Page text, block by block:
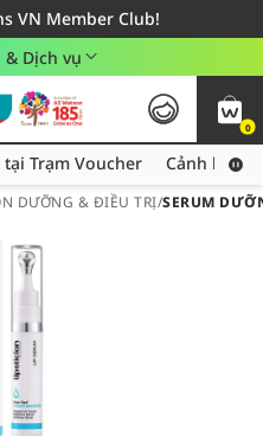
VN Member Club!
đơn hàng từ 249,000Đ
khu vực TP. Hồ Chí Minh
Dịch vụ
0
Thu thập thêm voucher hot tại Trạm Voucher
Trạm Voucher Cảnh báo
DƯỠNG & ĐIỀU TRỊ/SERUM